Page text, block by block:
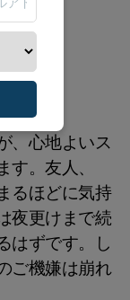
、心地よいス
。友人、
るほどに気持
夜更けまで続
はずです。し
ご機嫌は崩れ